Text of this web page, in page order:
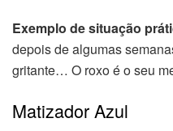
Exemplo de situação
depois de algumas
gritante… O roxo é o seu
Matizador Azul